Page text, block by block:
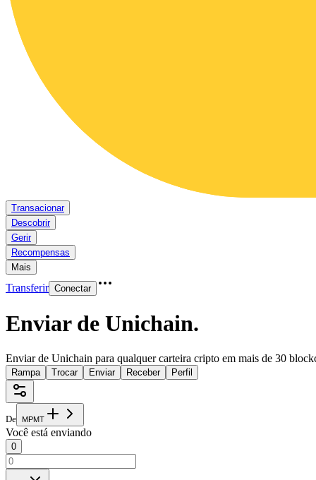
Transacionar
Descobrir
Gerir
Recompensas
Mais
Transferir Conectar
Enviar de Unichain.
Enviar de Unichain para qualquer carteira cripto em mais de 30
Rampa Trocar Enviar Receber Perfil
De MPMT
Você está enviando
0